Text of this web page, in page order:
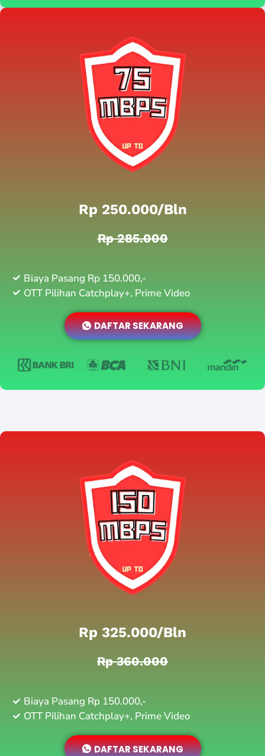
Rp 250.000/bln
Rp 285.000
Biaya Pasang Rp 150.000,-
OTT Pilihan Catchplay+, Prime Video
DAFTAR SEKARANG
Rp 325.000/bln
Rp 360.000
Biaya Pasang Rp 150.000,-
OTT Pilihan Catchplay+, Prime Video
DAFTAR SEKARANG